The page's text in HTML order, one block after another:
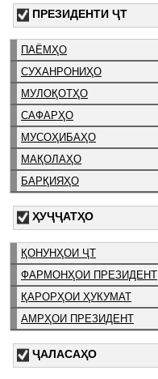
ПРЕЗИДЕНТИ ҶТ
ПАЁМҲО
СУХАНРОНИҲО
МУЛОҚОТҲО
САФАРҲО
МУСОҲИБАҲО
МАҚОЛАҲО
БАРҚИЯҲО
ҲУҶҶАТҲО
ҚОНУНҲОИ ҶТ
ФАРМОНҲОИ ПРЕЗИДЕНТ
ҚАРОРҲОИ ҲУКУМАТ
АМРҲОИ ПРЕЗИДЕНТ
ҶАЛАСАҲО